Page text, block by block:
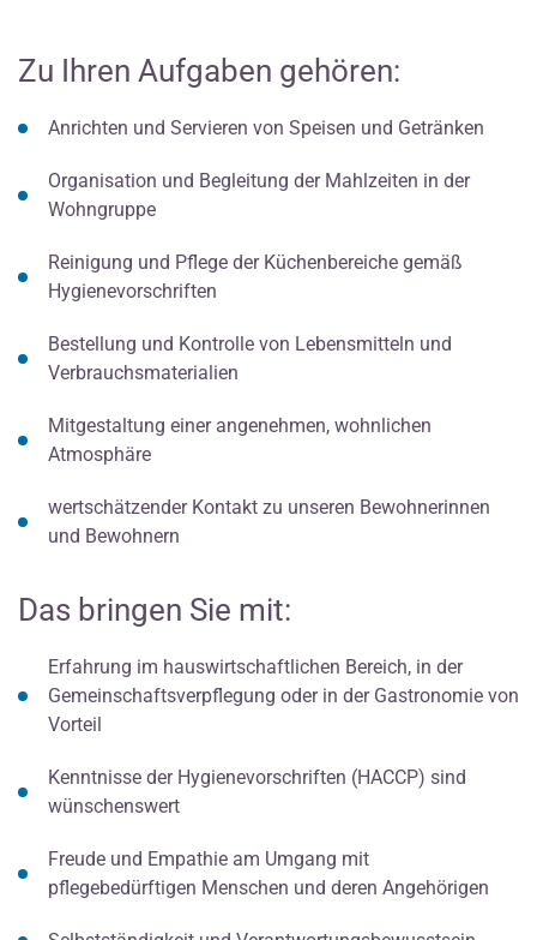
Zu Ihren Aufgaben gehören:
Anrichten und Servieren von Speisen und Getränken
Organisation und Begleitung der Mahlzeiten in der
Wohngruppe
Reinigung und Pflege der Küchenbereiche gemäß
Hygienevorschriften
Bestellung und Kontrolle von Lebensmitteln und
Verbrauchsmaterialien
Mitgestaltung einer angenehmen, wohnlichen
Atmosphäre
wertschätzender Kontakt zu unseren Bewohnerinnen
und Bewohnern
Das bringen Sie mit:
Erfahrung im hauswirtschaftlichen Bereich, in der
Gemeinschaftsverpflegung oder in der Gastronomie von
Vorteil
Kenntnisse der Hygienevorschriften (HACCP) sind
wünschenswert
Freude und Empathie am Umgang mit
pflegebedürftigen Menschen und deren Angehörigen